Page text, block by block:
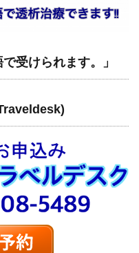
受けられます。」